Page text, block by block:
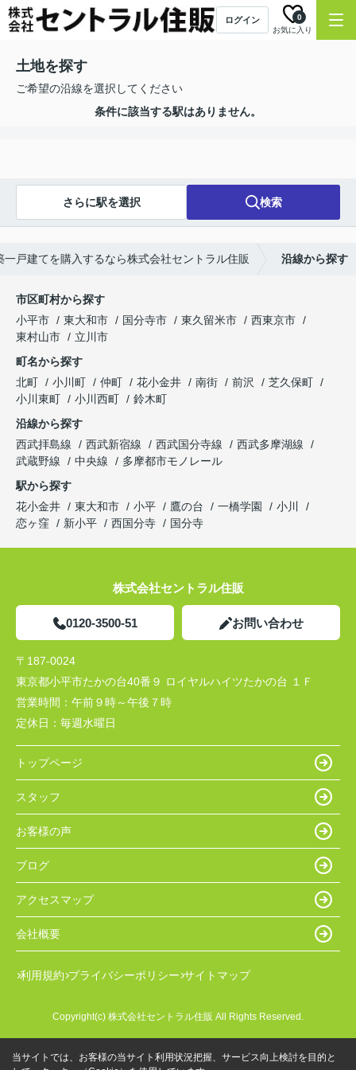
ログイン
お気に入り
0
土地を探す
ご希望の沿線を選択してください
条件に該当する駅はありません。
さらに駅を選択 検索
一戸建てを購入するなら株式会社セントラル住販 沿線から探す
市区町村から探す
小平市
東大和市 国分寺市 東久留米市
西東京市
東村山市
立川市
町名から探す
北町
小川町 仲町 花小金井 南街 前沢
芝久保町
小川東町
小川西町
鈴木町
沿線から探す
西武拝島線
西武新宿線 西武国分寺線
西武多摩湖線
武蔵野線
中央線
多摩都市モノレール
駅から探す
花小金井
東大和市 小平 鷹の台 一橋学園
小川
恋ヶ窪
新小平 西国分寺 国分寺
株式会社セントラル住販
0120-3500-51 お問い合わせ
〒187-0024
東京都小平市たかの台40番９ ロイヤルハイツたかの台 １Ｆ
営業時間： 午前９時～午後７時
定休日： 毎週水曜日
トップページ
スタッフ
お客様の声
ブログ
アクセスマップ
会社概要
利用規約 プライバシーポリシー サイトマップ
Copyright(c) 株式会社セントラル住販 All Rights Reserved.
当サイトでは、お客様の当サイト利用状況把握、サービス向上検討を目的と